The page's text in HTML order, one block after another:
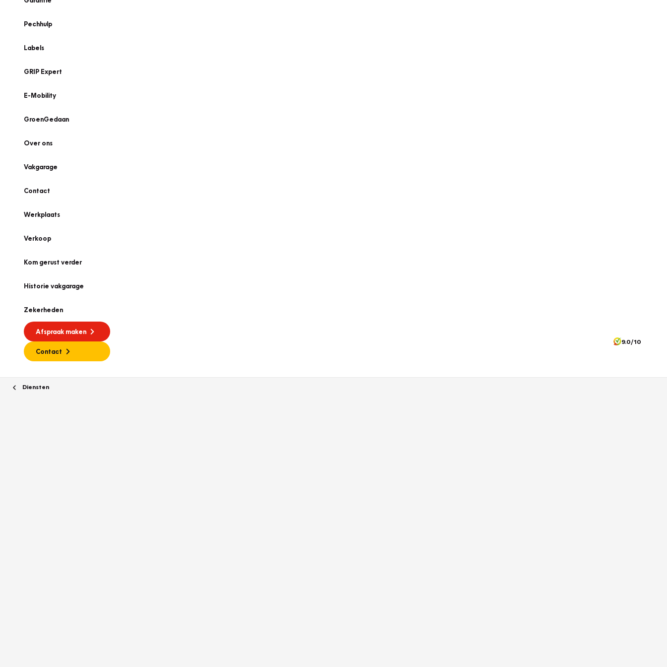
Pechhulp
Labels
GRIP Expert
E-Mobility
GroenGedaan
Over ons
Vakgarage
Contact
Werkplaats
Verkoop
Kom gerust verder
Historie vakgarage
Zekerheden
Afspraak maken
Contact
9.0/10
Diensten